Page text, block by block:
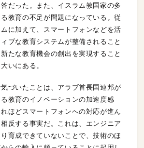
だった。また、イスラム教国家の多
教育の不足が問題になっている。従
に加えて、スマートフォンなどを活
ブな教育システムが整備されること
たな教育機会の創出を実現すること
いにある。
づいたことは、アラブ首長国連邦が
教育のイノベーションの加速度感
ほどスマートフォンへの対応が進ん
反する事実だ。これは、エンジニア
育成できていないことで、技術のほ